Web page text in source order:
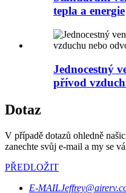
tepla a energie
Jednocestný
přívod
Dotaz
V případě dotazů ohledně
zanechte svůj e-mail a my se
PŘEDLOŽIT
E-MAIL